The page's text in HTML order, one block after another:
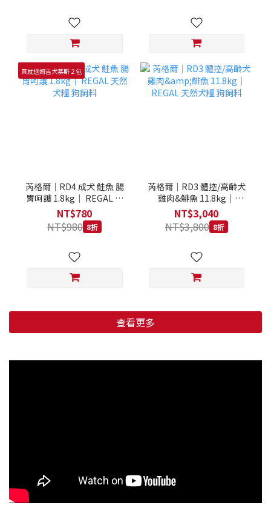
買就送姆吉犬慕斯２包
芮格爾｜RD4 成犬 鮭魚 腸
胃呵護 1.8kg｜ REGAL 天
然犬糧 狗飼料
NT$780
NT$980 8折
芮格爾｜RD3 體控/高齡犬
雞肉&鯡魚 11.8kg｜
REGAL 天然犬糧 狗飼料
NT$3,040
NT$3,800 8折
查看更多